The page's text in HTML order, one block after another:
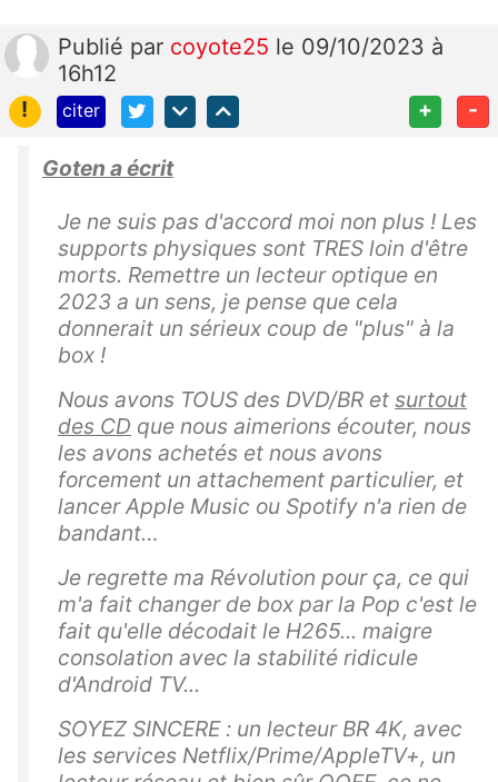
Publié par coyote25 le 09/10/2023 à
16h12
!
citer + -
Goten a écrit
Je ne suis pas d'accord moi non plus ! Les
supports physiques sont TRES loin d'être
morts. Remettre un lecteur optique en
2023 a un sens, je pense que cela
donnerait un sérieux coup de "plus" à la
box !
Nous avons TOUS des DVD/BR et surtout
des CD que nous aimerions écouter, nous
les avons achetés et nous avons
forcement un attachement particulier, et
lancer Apple Music ou Spotify n'a rien de
bandant…
Je regrette ma Révolution pour ça, ce qui
m'a fait changer de box par la Pop c'est le
fait qu'elle décodait le H265... maigre
consolation avec la stabilité ridicule
d'Android TV...
SOYEZ SINCERE : un lecteur BR 4K, avec
les services Netflix/Prime/AppleTV+, un